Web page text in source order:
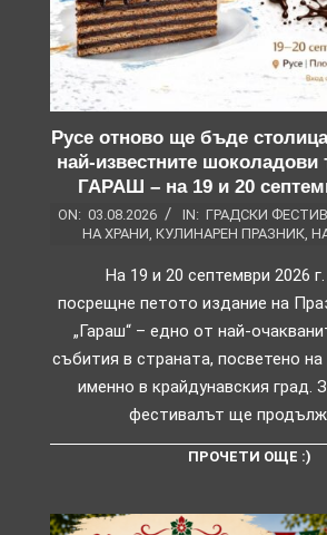
Русе отново ще бъде
най-известните шоколадови
ГАРАШ – на 19 и 20
ON: 03.08.2026 IN: ГРАДСКИ
НА ХРАНИ КУЛИНАРЕН ПРАЗНИК
На 19 и 20 септември 2026
посрещне петото издание на
„Гараш“ – едно от най-
събития в страната, посветено
именно в крайдунавския град.
фестивалът ще
ПРОЧЕТИ ОЩЕ :)